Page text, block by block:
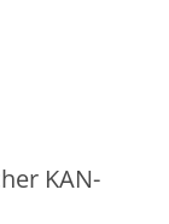
KAN-